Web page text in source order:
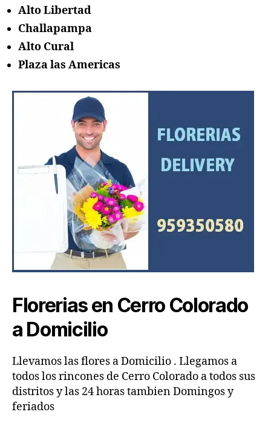
Alto Libertad
Challapampa
Alto Cural
Plaza las Americas
Florerias en Cerro Colorado
a Domicilio
Llevamos las flores a Domicilio . Llegamos a
todos los rincones de Cerro Colorado a todos sus
distritos y las 24 horas tambien Domingos y
feriados